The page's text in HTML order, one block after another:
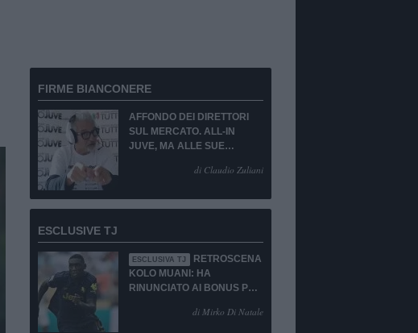
FIRME BIANCONERE
AFFONDO DEI DIRETTORI
SUL MERCATO. ALL-IN
JUVE, MA ALLE SUE
di Claudio Zuliani
ESCLUSIVE TJ
ESCLUSIVA TJ
RETROSCENA
KOLO MUANI: HA
RINUNCIATO AI BONUS PUR
di Mirko Di Natale